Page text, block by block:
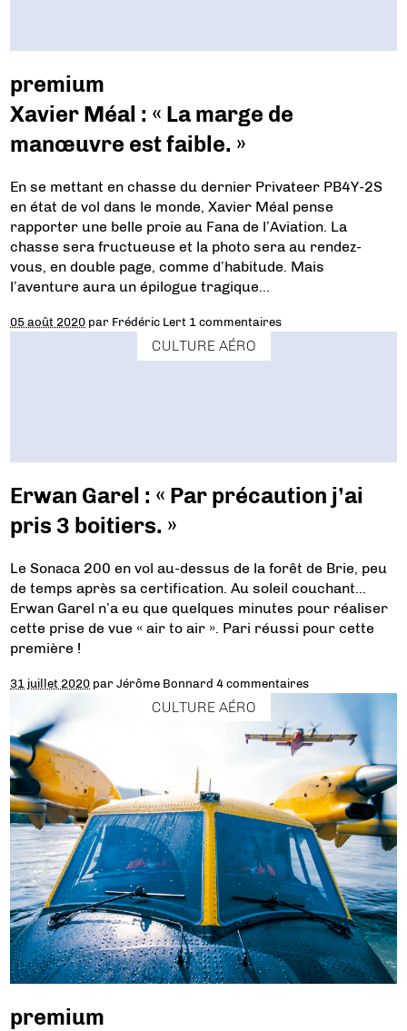
premium
Xavier Méal : « La marge de
manœuvre est faible. »
En se mettant en chasse du dernier Privateer PB4Y-2S
en état de vol dans le monde, Xavier Méal pense
rapporter une belle proie au Fana de l’Aviation. La
chasse sera fructueuse et la photo sera au rendez-
vous, en double page, comme d’habitude. Mais
l’aventure aura un épilogue tragique…
05 août 2020 par Frédéric Lert 1 commentaires
CULTURE AÉRO
Erwan Garel : « Par précaution j’ai
pris 3 boitiers. »
Le Sonaca 200 en vol au-dessus de la forêt de Brie, peu
de temps après sa certification. Au soleil couchant…
Erwan Garel n’a eu que quelques minutes pour réaliser
cette prise de vue « air to air ». Pari réussi pour cette
première !
31 juillet 2020 parJérôme Bonnard 4 commentaires
CULTURE AÉRO
premium